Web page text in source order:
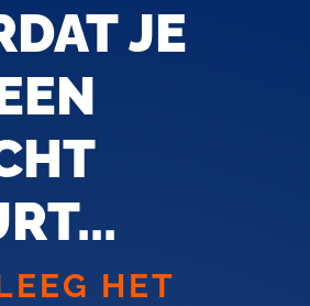
JE
HET